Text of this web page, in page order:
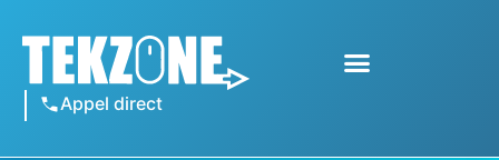
Appel direct